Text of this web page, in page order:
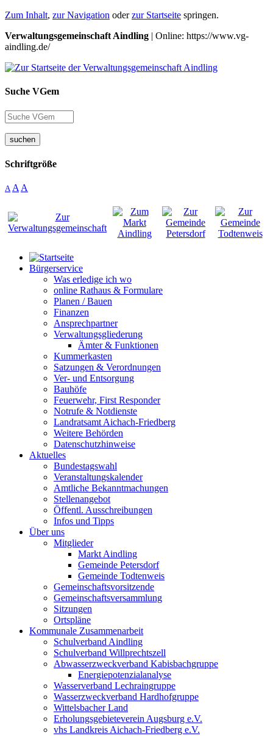
Zum Inhalt, zur Navigation oderzur Startseite springen.
Verwaltungsgemeinschaft Aindling | Online: https://www.vg-
aindling.de/
Suche VGem
suchen
Schriftgröße
A A A
Bürgerservice
Was erledige ich wo
online Rathaus & Formulare
Planen / Bauen
Finanzen
Ansprechpartner
Verwaltungsgliederung
Ämter & Funktionen
Kummerkasten
Satzungen & Verordnungen
Ver- und Entsorgung
Bauhöfe
Feuerwehr, First Responder
Notrufe & Notdienste
Landratsamt Aichach-Friedberg
Weitere Behörden
Datenschutzhinweise
Aktuelles
Bundestagswahl
Veranstaltungskalender
Amtliche Bekanntmachungen
Stellenangebot
Öffentl. Ausschreibungen
Infos und Tipps
Über uns
Mitglieder
Markt Aindling
Gemeinde Petersdorf
Gemeinde Todtenweis
Gemeinschaftsvorsitzende
Gemeinschaftsversammlung
Sitzungen
Ortspläne
Kommunale Zusammenarbeit
Schulverband Aindling
Schulverband Willprechtszell
Abwasserzweckverband Kabisbachgruppe
Energiepotenzialanalyse
Wasserverband Lechraingruppe
Wasserzweckverband Hardhofgruppe
Wittelsbacher Land
Erholungsgebieteverein Augsburg e.V.
vhs Landkreis Aichach-Friedberg e.V.